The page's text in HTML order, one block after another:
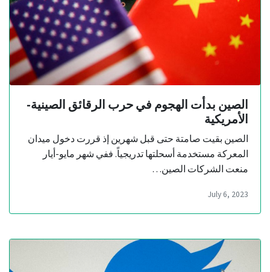
الصين بدأت الهجوم في حرب الرقائق الصينية-
الأمريكية
الصين بقيت صامتة حتى قبل شهرين إذ قررت دخول ميدان
المعركة مستخدمة أسحلتها تدريجياً. ففي شهر مايو-أيار
منعت الشركات الصين…
July 6, 2023